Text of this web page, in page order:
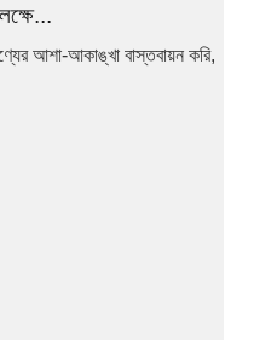
আশা-আকাঙ্খা বাস্তবায়ন করি,